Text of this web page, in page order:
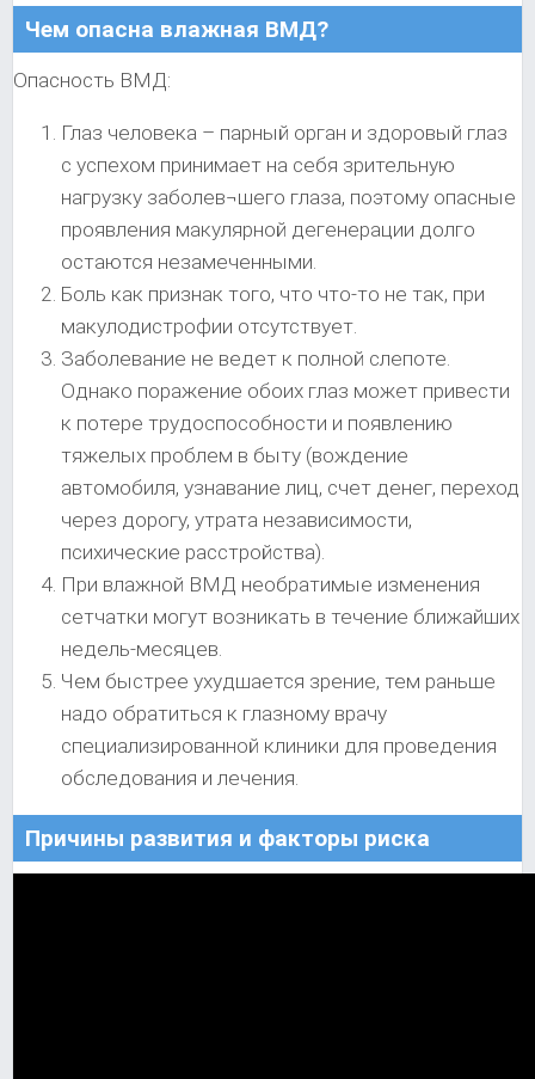
Чем опасна влажная ВМД?
Опасность ВМД:
Глаз человека – парный орган и здоровый глаз
с успехом принимает на себя зрительную
нагрузку заболев¬шего глаза, поэтому опасные
проявления макулярной дегенерации долго
остаются незамеченными.
Боль как признак того, что что-то не так, при
макулодистрофии отсутствует.
Заболевание не ведет к полной слепоте.
Однако поражение обоих глаз может привести
к потере трудоспособности и появлению
тяжелых проблем в быту (вождение
автомобиля, узнавание лиц, счет денег, переход
через дорогу, утрата независимости,
психические расстройства).
При влажной ВМД необратимые изменения
сетчатки могут возникать в течение ближайших
недель-месяцев.
Чем быстрее ухудшается зрение, тем раньше
надо обратиться к глазному врачу
специализированной клиники для проведения
обследования и лечения.
Причины развития и факторы риска